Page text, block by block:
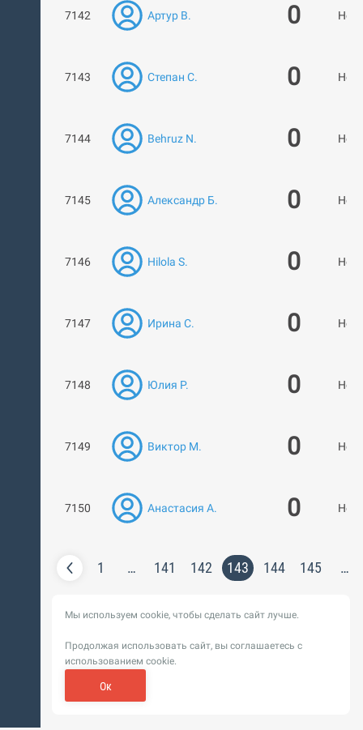
7142 Артур В. 0 Нет
7143 Степан С. 0 Нет
7144 Behruz N. 0 Нет
7145 Александр Б. 0 Нет
7146 Hilola S. 0 Нет
7147 Ирина С. 0 Нет
7148 Юлия Р. 0 Нет
7149 Виктор М. 0 Нет
7150 Анастасия А. 0 Нет
1 … 141 142 143 144 145 …
Мы используем cookie, чтобы сделать сайт лучше.
Продолжая использовать сайт, вы соглашаетесь с
использованием cookie.
Ок